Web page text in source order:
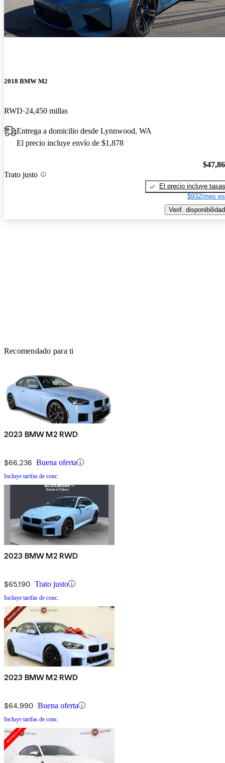
¡Nuevo!
2018 BMW M2
RWD 24,450 millas
Entrega a domicilio desde Lynnwood, WA
El precio incluye envío de $1,878
Trato justo
El precio incluye tasas
$932/mes
Verif. disponibilidad
Recomendado para ti
2023 BMW M2 RWD
$66,236 Buena oferta
Incluye tarifas de conc.
2023 BMW M2 RWD
$65,190 Trato justo
Incluye tarifas de conc.
2023 BMW M2 RWD
$64,990 Buena oferta
Incluye tarifas de conc.